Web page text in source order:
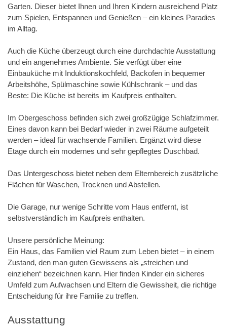
Garten. Dieser bietet Ihnen und Ihren Kindern ausreichend Platz
zum Spielen, Entspannen und Genießen – ein kleines Paradies
im Alltag.
Auch die Küche überzeugt durch eine durchdachte Ausstattung
und ein angenehmes Ambiente. Sie verfügt über eine
Einbauküche mit Induktionskochfeld, Backofen in bequemer
Arbeitshöhe, Spülmaschine sowie Kühlschrank – und das
Beste: Die Küche ist bereits im Kaufpreis enthalten.
Im Obergeschoss befinden sich zwei großzügige Schlafzimmer.
Eines davon kann bei Bedarf wieder in zwei Räume aufgeteilt
werden – ideal für wachsende Familien. Ergänzt wird diese
Etage durch ein modernes und sehr gepflegtes Duschbad.
Das Untergeschoss bietet neben dem Elternbereich zusätzliche
Flächen für Waschen, Trocknen und Abstellen.
Die Garage, nur wenige Schritte vom Haus entfernt, ist
selbstverständlich im Kaufpreis enthalten.
Unsere persönliche Meinung:
Ein Haus, das Familien viel Raum zum Leben bietet – in einem
Zustand, den man guten Gewissens als „streichen und
einziehen“ bezeichnen kann. Hier finden Kinder ein sicheres
Umfeld zum Aufwachsen und Eltern die Gewissheit, die richtige
Entscheidung für ihre Familie zu treffen.
Ausstattung